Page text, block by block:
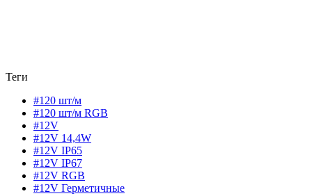
Теги
#120 шт/м
#120 шт/м RGB
#12V
#12V 14,4W
#12V IP65
#12V IP67
#12V RGB
#12V Герметичные